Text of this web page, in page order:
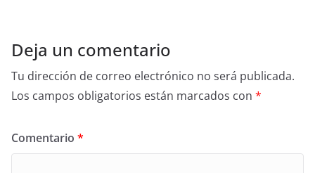
Deja un comentario
Tu dirección de correo electrónico no será publicada.
Los campos obligatorios están marcados con *
Comentario *